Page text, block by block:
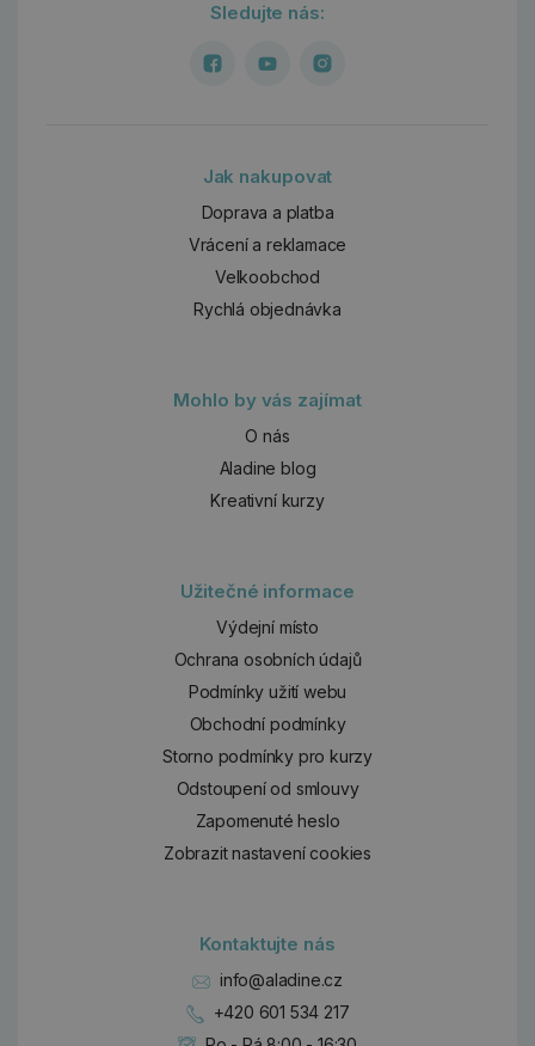
Sledujte nás:
Jak nakupovat
Doprava a platba
Vrácení a reklamace
Velkoobchod
Rychlá objednávka
Mohlo by vás zajímat
O nás
Aladine blog
Kreativní kurzy
Užitečné informace
Výdejní místo
Ochrana osobních údajů
Podmínky užití webu
Obchodní podmínky
Storno podmínky pro kurzy
Odstoupení od smlouvy
Zapomenuté heslo
Zobrazit nastavení cookies
Kontaktujte nás
info@aladine.cz
+420 601 534 217